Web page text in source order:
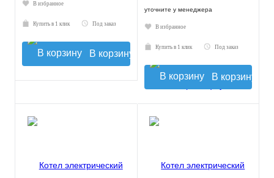
В избранное
Купить в 1 клик Под заказ
В корзину
уточните у менеджера
В избранное
Купить в 1 клик Под заказ
В корзину